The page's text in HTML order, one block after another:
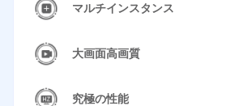
マルチインスタンス
大画面高画質
究極の性能